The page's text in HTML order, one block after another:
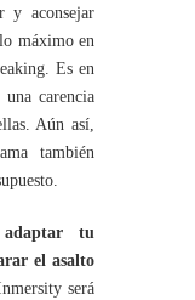
y aconsejar
máximo en
Es en
una carencia
Aún así,
también
adaptar tu
el asalto
será